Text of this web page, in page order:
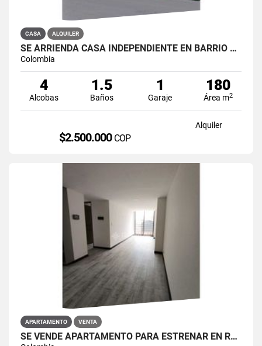
CASA ALQUILER
SE ARRIENDA CASA INDEPENDIENTE EN BARRIO QUIROGA SUR
Colombia
4
Alcobas
1.5
Baños
1
Garaje
180
Área m2
Alquiler
$2.500.000 COP
APARTAMENTO VENTA
SE VENDE APARTAMENTO PARA ESTRENAR EN RESTREPO ANTONIO NARIÑO